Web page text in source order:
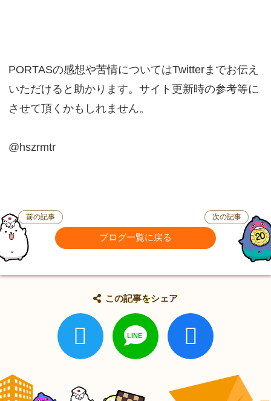
PORTASの感想や苦情についてはTwitterまでお伝え
いただけると助かります。サイト更新時の参考等に
させて頂くかもしれません。
@hszrmtr
前の記事
ブログ一覧に戻る
次の記事
この記事をシェア